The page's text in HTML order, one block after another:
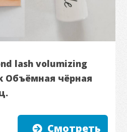
lash volumizing
Объёмная чёрная
Смотреть